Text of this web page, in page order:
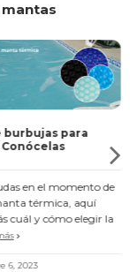
burbujas para
en el momento de
térmica, aquí
cuál y cómo elegir la
6, 2023